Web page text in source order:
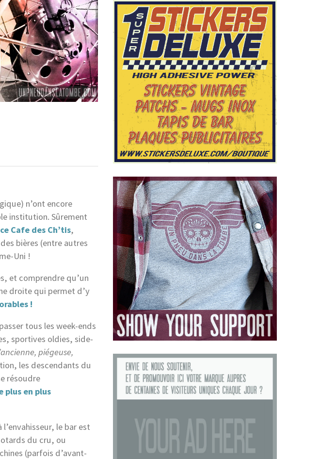
n’ont encore
institution. Sûrement
Cafe des Ch’tis,
bières (entre autres
Uni !
et comprendre qu’un
droite qui permet d’y
!
tous les week-ends
sportives oldies, side-
piégeuse,
les descendants du
résoudre
plus en plus
le bar est
du cru, ou
(parfois d’avant-